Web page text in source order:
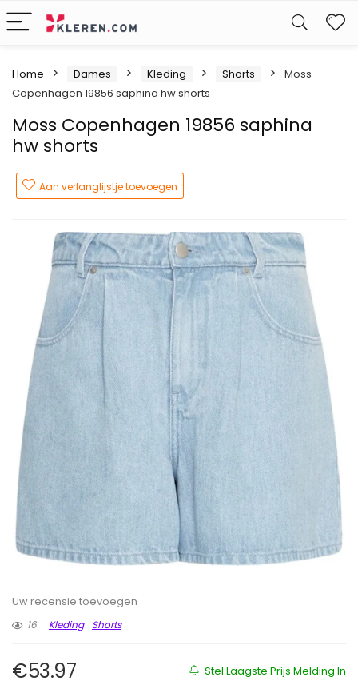
Home Dames Kleding Shorts
Moss
Copenhagen 19856 saphina hw shorts
Moss Copenhagen 19856 saphina
hw shorts
Aan verlanglijstje toevoegen
Uw recensie toevoegen
16
Kleding Shorts
Stel Laagste Prijs Melding In
€53.97